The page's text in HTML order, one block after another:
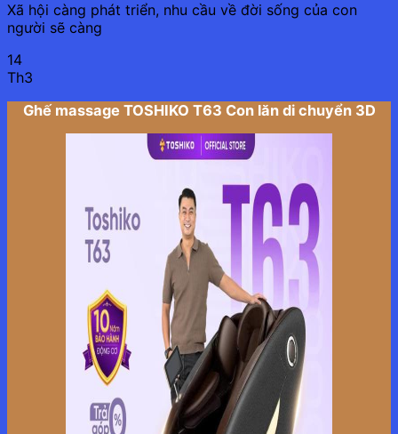
Xã hội càng phát triển, nhu cầu về đời sống của con
người sẽ càng
14
Th3
Ghế massage TOSHIKO T63 Con lăn di chuyển 3D